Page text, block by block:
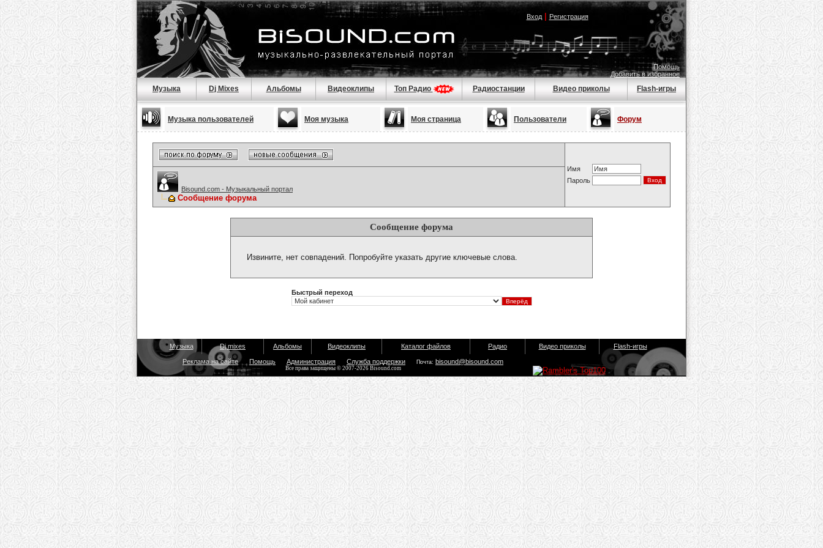
Вход| Регистрация
Помощь
Добавить в избранное
Музыка Dj Mixes Альбомы Видеоклипы Топ Радио Радиостанции Видео приколы Flash-игры
Музыка пользователей Моя музыка Моя страница Пользователи Форум
Имя
Пароль
Bisound.com - Музыкальный портал
Сообщение форума
Сообщение форума
Извините, нет совпадений. Попробуйте указать другие ключевые слова.
Быстрый переход
Музыка Dj mixes Альбомы Видеоклипы Каталог файлов Радио Видео приколы Flash-игры
Реклама на сайте Помощь Администрация Служба поддержки Почта: bisound@bisound.com
Все права защищены © 2007-2026 Bisound.com